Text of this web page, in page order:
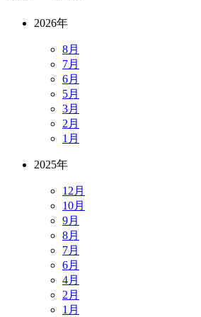
2026年
8月
7月
6月
5月
3月
2月
1月
2025年
12月
10月
9月
8月
7月
6月
4月
2月
1月